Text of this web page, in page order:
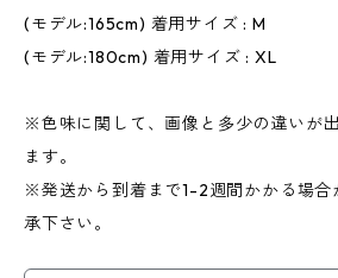
(モデル:165cm) 着用サイズ : M
(モデル:180cm) 着用サイズ : XL
※色味に関して、画像と多少の違いが
ます。
※発送から到着まで1-2週間かかる場合
承下さい。